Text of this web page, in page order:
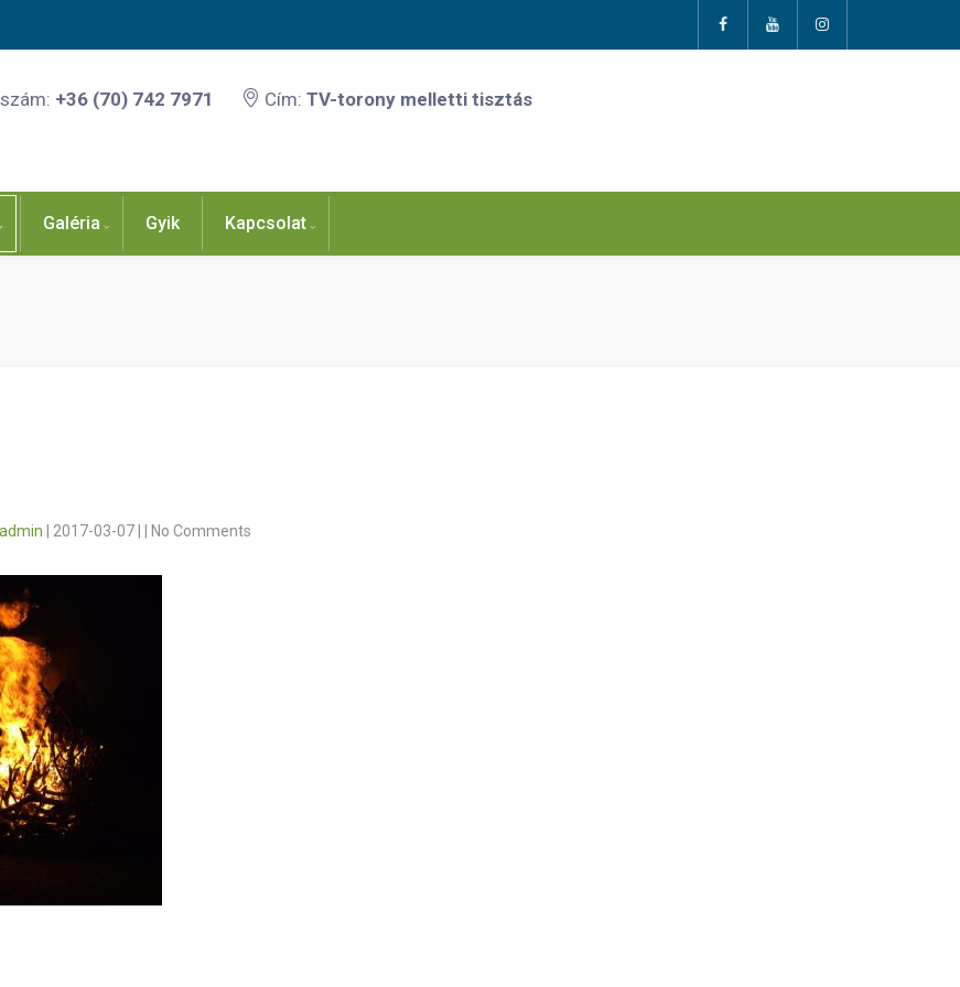
+36 (70) 742 7971 Cím: TV-torony melletti tisztás
Galéria Gyik Kapcsolat
2017-03-07 No Comments